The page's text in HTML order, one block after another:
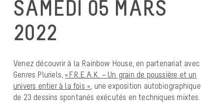
SAMEDI 05 MARS
2022
Venez découvrir à la Rainbow House, en partenariat avec
Genres Pluriels, «F.R.E.A.K. – Un grain de poussière et un
univers entier à la fois », une exposition autobiographique
de 23 dessins spontanés exécutés en techniques mixtes.